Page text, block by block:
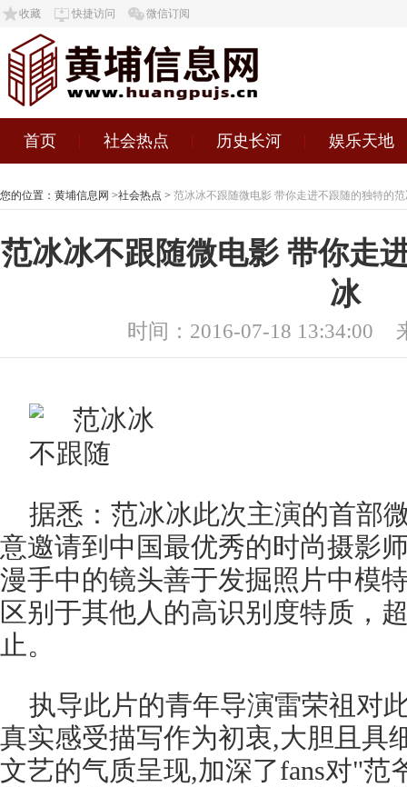
收藏 快捷访问 微信订阅
首页 社会热点 历史长河 娱乐天地
您的位置： 黄埔信息网 >社会热点 > 范冰冰不跟随微电影 带你走进不跟随的独特的
范冰冰不跟随微电影 带你走
冰
时间：2016-07-18 13:34:00
据悉：范冰冰此次主演的首部
意邀请到中国最优秀的时尚摄影
漫手中的镜头善于发掘照片中模
区别于其他人的高识别度特质，
止。
执导此片的青年导演雷荣祖对
真实感受描写作为初衷,大胆且具
文艺的气质呈现,加深了fans对"范